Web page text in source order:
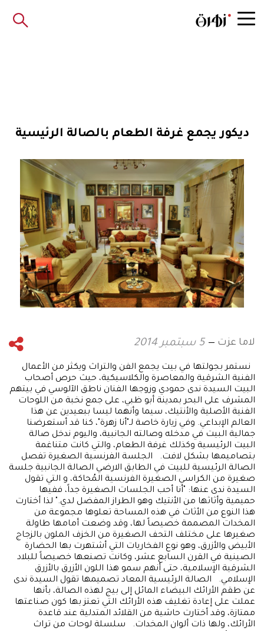
ديكور يجمع غرفة الطعام بالصالة الرئيسية
لاما عزت 5 سبتمبر 2014
نستمر بجولتها في بيت يجمع الفن والتراث ويكثر من الأعمال
الفنية الشرقية والمعاصرة والكلاسيكية، حيث حرص أصحاب
البيت السيدة ندى حمودي وزوجها الفنان ناطق الآلوسي في بيتهم
المشرف على البحر بمدينة أبو ظبي، على جمع نخبة من اللوحات
الفنية الأصلية والأنتيك، سيما وأنهما ليسا ببعيدين عن هذا
العالم الإبداعي. وفي زيارة خاصة لـ"أنا زهرة"، كنا قد أستعرضنا
جمالية البيت في مدخله وصالته الجانبية، واليوم ندخل صالة
البيت الرئيسية وكذلك غرفة الطعام، والتي كانت متناغمة
بتصاميمها بشكل لافت. الجلسة الفرنسية الصغيرة تفصل
الصالة الرئيسية للبيت في الطابق الارضي الصالة الجانبية جلسة
صغيرة من الكراسي الصغيرة الفرنسية المُحاكة، و التي تقول
السيدة ندى عنها: "أنا أحب الجلسات الصغيرة جداً، ففيها
حميمية وأثاثها من الأنتيك وهو الطراز المفضل لدي." لذا أختارت
هذا النوع من الأثاث في هذه المساحة تعلوها مجموعة من
المخدات المصممة خصيصاً لها، وقد وضعت أمامها طاولة
صغيرها على مختلف التحف الصغيرة من الخزف الملون بالزجاج
الأبيض والأزرق، وهو نوع الفخاريات التي أشتهرت بها الحضارة
الصينية في القرن السابع عشر، وكانت تصنعها خصيصاً للبلاد
الشرقية الإسلامية، حتى أنهم سمو هذا اللون الأزرق بالأزرق
الإسلامي. الصالة الرئيسية المعاد تصميمها تقول السيدة ندى
عن طقم الأرائك البيضاء المائل إلى بيج لهذه الصالة، بأنها
عملت على إعادة تغليف هذه الأرائك التي تعتز بها كون صناعتها
ممتازة، وقد أختارت حاشية من القلائد المتدلية عند قاعدة
الأرائك، ولها ذات ألوان المخدات. سلسلة لوحات من تراث